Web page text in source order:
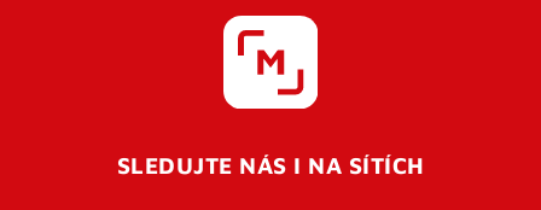
SLEDUJTE NÁS I NA SÍTÍCH